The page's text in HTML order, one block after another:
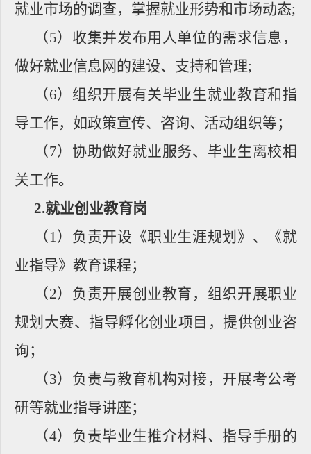
就业市场的调查，掌握就业形势和市场动态;
（5）收集并发布用人单位的需求信息，
做好就业信息网的建设、支持和管理;
（6）组织开展有关毕业生就业教育和指
导工作，如政策宣传、咨询、活动组织等；
（7）协助做好就业服务、毕业生离校相
关工作。
2.就业创业教育岗
（ 1）负责开设《职业生涯规划》、《就
业指导》教育课程；
（2）负责开展创业教育，组织开展职业
规划大赛、指导孵化创业项目，提供创业咨
询；
（3）负责与教育机构对接，开展考公考
研等就业指导讲座；
（4）负责毕业生推介材料、指导手册的